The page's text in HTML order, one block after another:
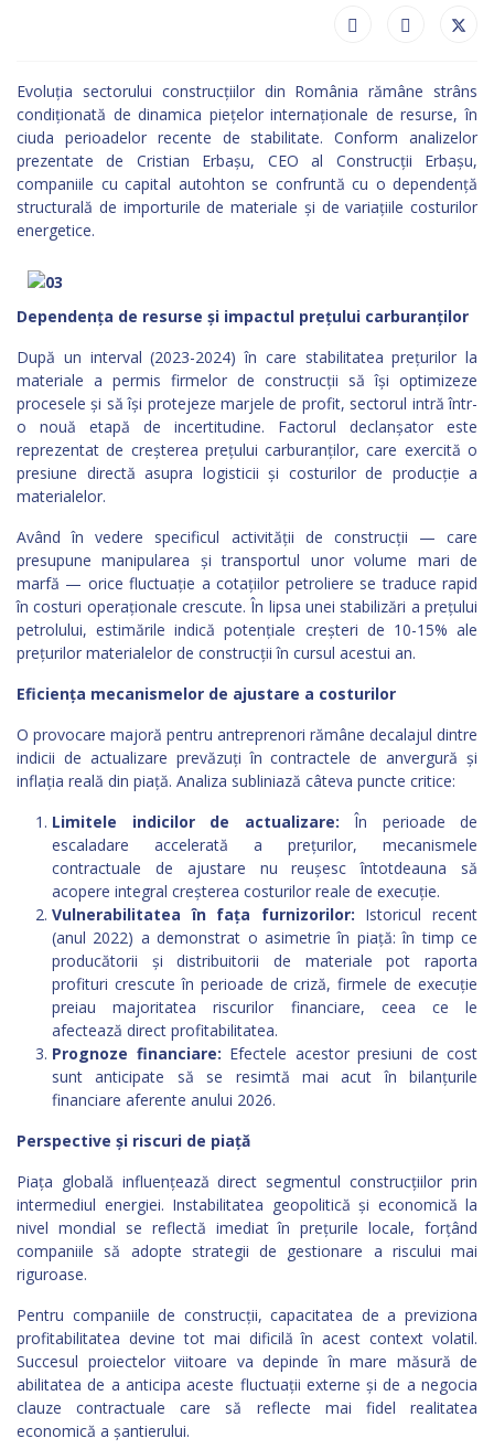
Evoluția sectorului construcțiilor din România rămâne strâns
condiționată de dinamica piețelor internaționale de resurse, în
ciuda perioadelor recente de stabilitate. Conform analizelor
prezentate de Cristian Erbașu, CEO al Construcții Erbașu,
companiile cu capital autohton se confruntă cu o dependență
structurală de importurile de materiale și de variațiile costurilor
energetice.
Dependența de resurse și impactul prețului carburanților
După un interval (2023-2024) în care stabilitatea prețurilor la
materiale a permis firmelor de construcții să își optimizeze
procesele și să își protejeze marjele de profit, sectorul intră într-
o nouă etapă de incertitudine. Factorul declanșator este
reprezentat de creșterea prețului carburanților, care exercită o
presiune directă asupra logisticii și costurilor de producție a
materialelor.
Având în vedere specificul activității de construcții — care
presupune manipularea și transportul unor volume mari de
marfă — orice fluctuație a cotațiilor petroliere se traduce rapid
în costuri operaționale crescute. În lipsa unei stabilizări a prețului
petrolului, estimările indică potențiale creșteri de 10-15% ale
prețurilor materialelor de construcții în cursul acestui an.
Eficiența mecanismelor de ajustare a costurilor
O provocare majoră pentru antreprenori rămâne decalajul dintre
indicii de actualizare prevăzuți în contractele de anvergură și
inflația reală din piață. Analiza subliniază câteva puncte critice:
Limitele indicilor de actualizare: În perioade de
escaladare accelerată a prețurilor, mecanismele
contractuale de ajustare nu reușesc întotdeauna să
acopere integral creșterea costurilor reale de execuție.
Vulnerabilitatea în fața furnizorilor: Istoricul recent
(anul 2022) a demonstrat o asimetrie în piață: în timp ce
producătorii și distribuitorii de materiale pot raporta
profituri crescute în perioade de criză, firmele de execuție
preiau majoritatea riscurilor financiare, ceea ce le
afectează direct profitabilitatea.
Prognoze financiare: Efectele acestor presiuni de cost
sunt anticipate să se resimtă mai acut în bilanțurile
financiare aferente anului 2026.
Perspective și riscuri de piață
Piața globală influențează direct segmentul construcțiilor prin
intermediul energiei. Instabilitatea geopolitică și economică la
nivel mondial se reflectă imediat în prețurile locale, forțând
companiile să adopte strategii de gestionare a riscului mai
riguroase.
Pentru companiile de construcții, capacitatea de a previziona
profitabilitatea devine tot mai dificilă în acest context volatil.
Succesul proiectelor viitoare va depinde în mare măsură de
abilitatea de a anticipa aceste fluctuații externe și de a negocia
clauze contractuale care să reflecte mai fidel realitatea
economică a șantierului.